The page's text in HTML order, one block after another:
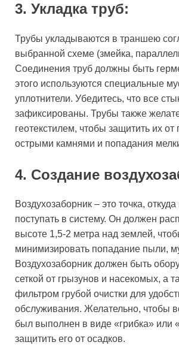
3. Укладка труб:
Трубы укладываются в траншею
выбранной схеме (змейка,
Соединения труб должны быть
этого используются специальные
уплотнители. Убедитесь, что все
зафиксированы. Трубы также
геотекстилем, чтобы защитить их
острыми камнями и попадания
4. Создание
Воздухозаборник – это точка, откуда
поступать в систему. Он должен
высоте 1,5-2 метра над землей,
минимизировать попадание пыли,
Воздухозаборник должен быть
сеткой от грызунов и насекомых, а
фильтром грубой очистки для
обслуживания. Желательно, чтобы
был выполнен в виде «грибка» или
защитить его от осадков.